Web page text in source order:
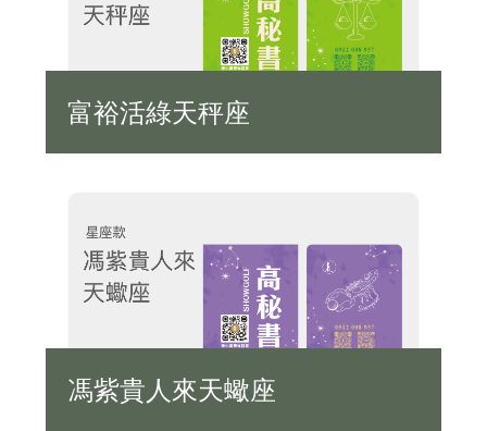
富裕活綠天秤座
馮紫貴人來天蠍座